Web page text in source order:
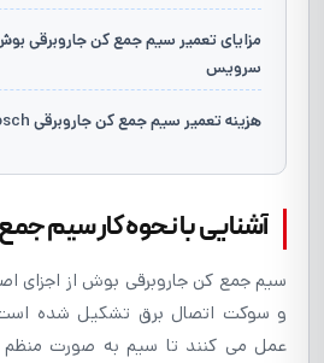
مزایای تعمیر سیم جمع کن جاروبرقی
سرویس
هزينه تعمیر سیم جمع کن جاروبرقی bosch چقدر است؟
آشنایی با نحوه کار سیم
سیم جمع کن جاروبرقی بوش از اجزای
و سوکت اتصال برق تشکیل شده است
عمل می کنند تا سیم به صورت منظم